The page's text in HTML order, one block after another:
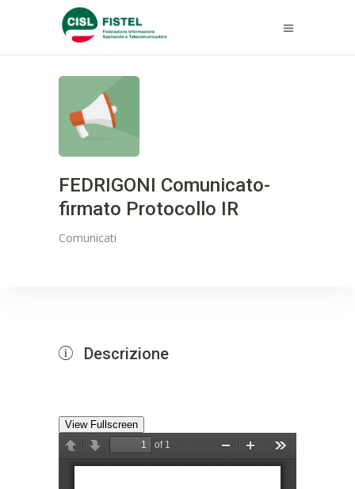
FEDRIGONI Comunicato-
firmato Protocollo IR
Comunicati
Descrizione
View Fullscreen